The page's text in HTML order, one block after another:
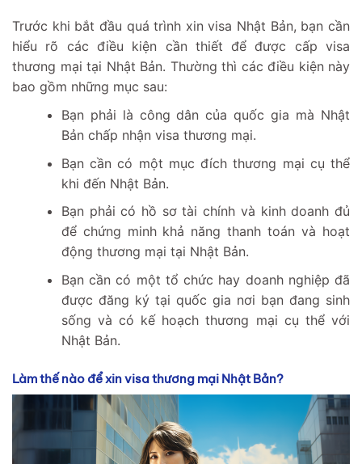
Trước khi bắt đầu quá trình xin visa Nhật Bản, bạn cần
hiểu rõ các điều kiện cần thiết để được cấp visa
thương mại tại Nhật Bản. Thường thì các điều kiện này
bao gồm những mục sau:
Bạn phải là công dân của quốc gia mà Nhật
Bản chấp nhận visa thương mại.
Bạn cần có một mục đích thương mại cụ thể
khi đến Nhật Bản.
Bạn phải có hồ sơ tài chính và kinh doanh đủ
để chứng minh khả năng thanh toán và hoạt
động thương mại tại Nhật Bản.
Bạn cần có một tổ chức hay doanh nghiệp đã
được đăng ký tại quốc gia nơi bạn đang sinh
sống và có kế hoạch thương mại cụ thể với
Nhật Bản.
Làm thế nào để xin visa thương mại Nhật Bản?